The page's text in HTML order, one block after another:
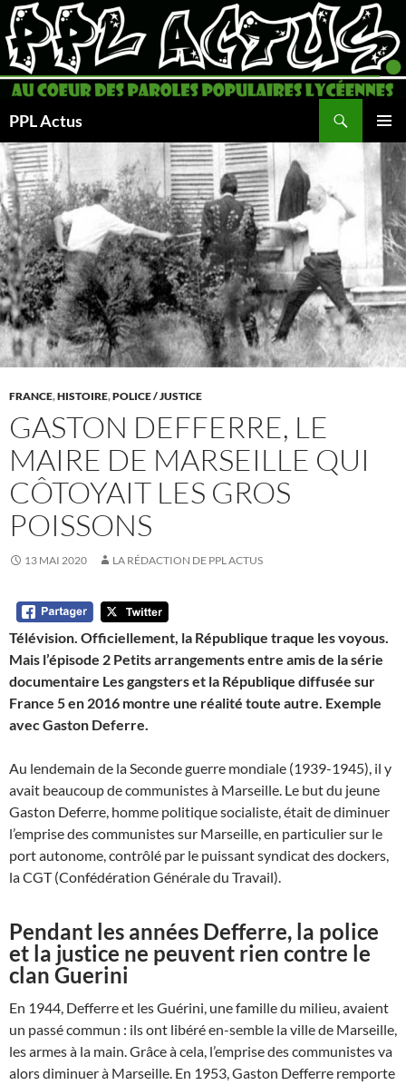
Aller
au
contenu
PPL Actus
MENU
FRANCE,HISTOIRE,POLICE / JUSTICE
GASTON DEFFERRE, LE
MAIRE DE MARSEILLE QUI
CÔTOYAIT LES GROS
POISSONS
13 MAI 2020 LA RÉDACTION DE PPL ACTUS
Télévision. Officiellement, la République traque les voyous.
Mais l’épisode 2 Petits arrangements entre amis de la série
documentaire Les gangsters et la République diffusée sur
France 5 en 2016 montre une réalité toute autre. Exemple
avec Gaston Deferre.
Au lendemain de la Seconde guerre mondiale (1939-1945), il y
avait beaucoup de communistes à Marseille. Le but du jeune
Gaston Deferre, homme politique socialiste, était de diminuer
l’emprise des communistes sur Marseille, en particulier sur le
port autonome, contrôlé par le puissant syndicat des dockers,
la CGT (Confédération Générale du Travail).
Pendant les années Defferre, la police
et la justice ne peuvent rien contre le
clan Guerini
En 1944, Defferre et les Guérini, une famille du milieu, avaient
un passé commun : ils ont libéré en-semble la ville de Marseille,
les armes à la main. Grâce à cela, l’emprise des communistes va
alors diminuer à Marseille. En 1953, Gaston Defferre remporte